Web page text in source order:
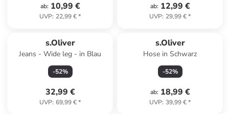
ab: 10,99 €
UVP: 22,99 €*
ab: 12,99 €
UVP: 29,99 €*
s.Oliver
Jeans - Wide leg - in Blau
-52%
32,99 €
UVP: 69,99 €*
s.Oliver
Hose in Schwarz
-52%
ab: 18,99 €
UVP: 39,99 €*